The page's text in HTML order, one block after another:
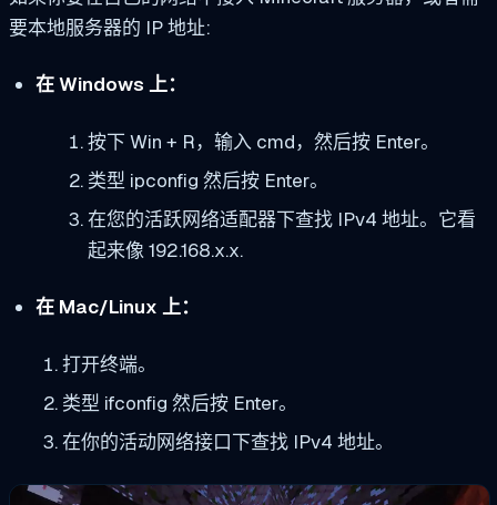
要本地服务器的 IP 地址:
在 Windows 上：
按下Win + R，输入 cmd，然后按 Enter。
类型 ipconfig 然后按 Enter。
在您的活跃网络适配器下查找 IPv4 地址。它看
起来像192.168.x.x.
在 Mac/Linux 上：
打开终端。
类型 ifconfig 然后按 Enter。
在你的活动网络接口下查找 IPv4 地址。